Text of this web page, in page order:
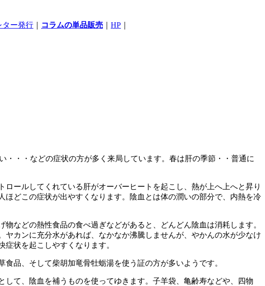
ター発行 コラムの単品販売 HP
・・などの症状の方が多く来局しています。春は肝の季節・・普通に
ールしてくれている肝がオーバーヒートを起こし、熱が上へ上へと昇り
どこの症状が出やすくなります。陰血とは体の潤いの部分で、内熱を冷
などの熱性食品の食べ過ぎなどがあると、どんどん陰血は消耗します。
カンに充分水があれば、なかなか沸騰しませんが、やかんの水が少なけ
状を起こしやすくなります。
品、そして柴胡加竜骨牡蛎湯を使う証の方が多いようです。
て、陰血を補うものを使ってゆきます。子羊袋、亀齢寿などや、四物